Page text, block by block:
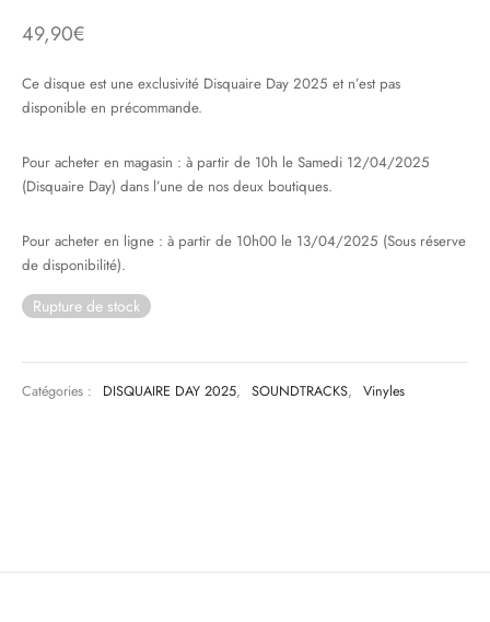
49,90€
Ce disque est une exclusivité Disquaire Day 2025 et n’est pas
disponible en précommande.
Pour acheter en magasin : à partir de 10h le Samedi 12/04/2025
(Disquaire Day) dans l’une de nos deux boutiques.
Pour acheter en ligne : à partir de 10h00 le 13/04/2025 (Sous réserve
de disponibilité).
Rupture de stock
Catégories : DISQUAIRE DAY 2025, SOUNDTRACKS, Vinyles
HOP
DU MONDE